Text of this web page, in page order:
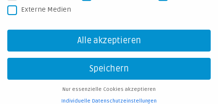
Aufstiegsmöglichkeiten und Weiterbildungen
TEAMAKTIVITÄTEN
Externe Medien
Alle akzeptieren
Speichern
Nur essenzielle Cookies akzeptieren
Individuelle Datenschutzeinstellungen